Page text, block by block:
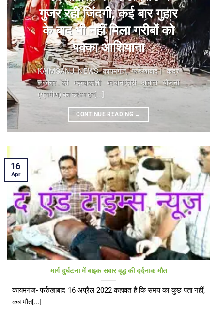
गुजर रही जिंदगी, कई बार गुहार
के बाद भी नहीं मिला गरीबों को
पक्का आशियाना
KAIMGANJ NEWS कायमगंज, फर्रुखाबाद। केंद्र
सरकार की महत्वाकांक्षी प्रधानमंत्री आवास योजना
(ग्रामीण) का उद्देश्य हर[...]
CONTINUE READING →
मार्ग दुर्घटना में बाइक सवार वृद्ध की दर्दनाक मौत
कायमगंज- फर्रुखाबाद 16 अप्रैल 2022 कहावत है कि समय का कुछ पता नहीं,
कब मौत[...]
16
Apr